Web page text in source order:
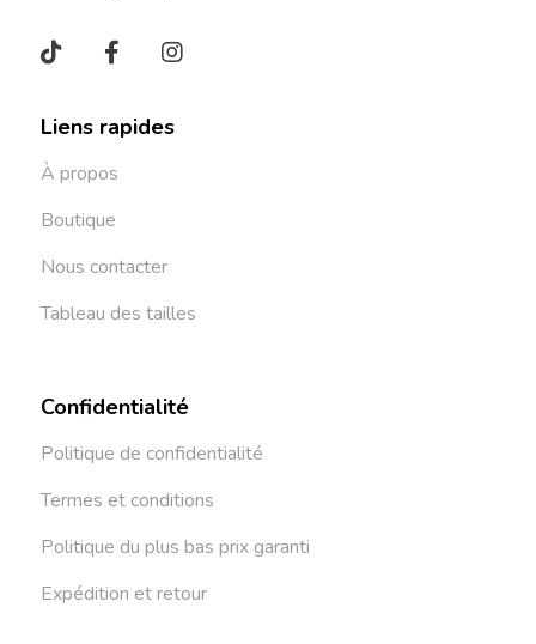
Liens rapides
À propos
Boutique
Nous contacter
Tableau des tailles
Confidentialité
Politique de confidentialité
Termes et conditions
Politique du plus bas prix garanti
Expédition et retour